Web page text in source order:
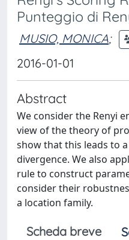
Punteggio di
MUSIO, MONICA;
2016-01-01
Abstract
We consider the Renyi
view of the theory of
show that this leads to
divergence. We also
rule to construct
consider their
a location family.
Scheda breve